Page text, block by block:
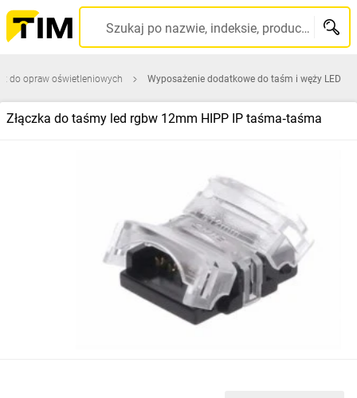
Szukaj po nazwie, indeksie, producencie, kodzie kreskowym...
do opraw oświetleniowych Wyposażenie dodatkowe do taśm i węży LED
Złączka do taśmy led rgbw 12mm HIPP IP taśma‑taśma